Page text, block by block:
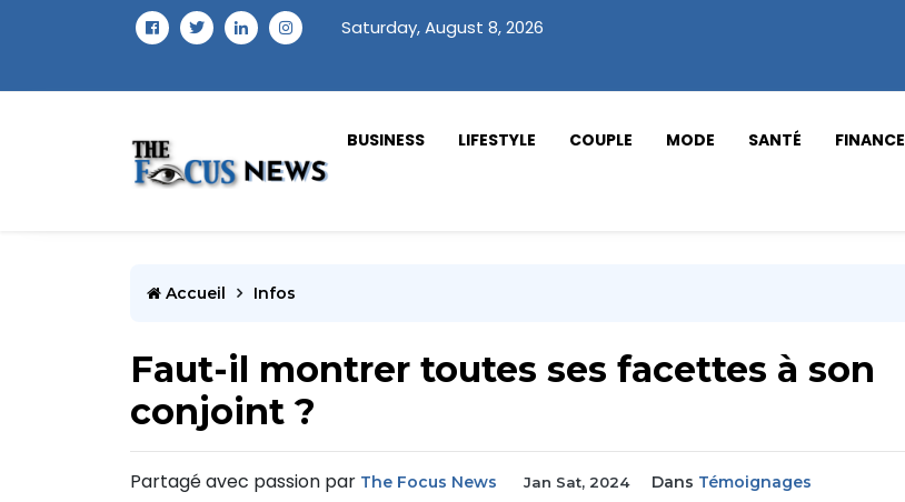
Saturday, August 8, 2026
BUSINESS LIFESTYLE COUPLE MODE SANTÉ FINANCE
Accueil Infos
Faut-il montrer toutes ses facettes à son
conjoint ?
Partagé avec passion par The Focus News Jan Sat, 2024 Dans Témoignages